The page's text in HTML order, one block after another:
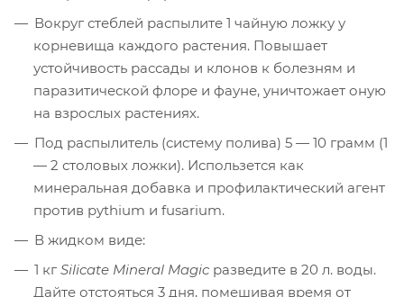
Вокруг стеблей распылите 1 чайную ложку у
корневища каждого растения. Повышает
устойчивость рассады и клонов к болезням и
паразитической флоре и фауне, уничтожает оную
на взрослых растениях.
Под распылитель (систему полива) 5 — 10 грамм (1
— 2 столовых ложки). Использется как
минеральная добавка и профилактический агент
против pythium и fusarium.
В жидком виде:
1 кг Silicate Mineral Magic разведите в 20 л. воды.
Дайте отстояться 3 дня, помешивая время от